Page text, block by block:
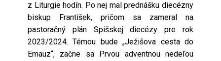
z Liturgie hodín. Po nej mal prednášku diecézny
biskup František, pričom sa zameral na
pastoračný plán Spišskej diecézy pre rok
2023/2024. Témou bude „Ježišova cesta do
Emauz“, začne sa Prvou adventnou nedeľou